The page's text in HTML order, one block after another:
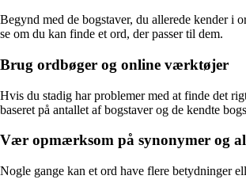
Begynd med de bogstaver, du allerede kender i
se om du kan finde et ord, der passer til dem.
Brug ordbøger og online værktøjer
Hvis du stadig har problemer med at finde det
baseret på antallet af bogstaver og de kendte
Vær opmærksom på synonymer og
Nogle gange kan et ord have flere betydninger